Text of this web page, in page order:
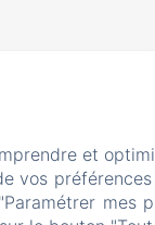
et
vos
mes